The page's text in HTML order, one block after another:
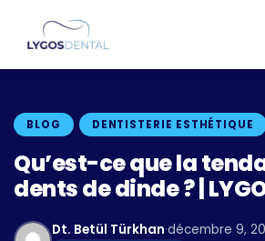
BLOG DENTISTERIE ESTHÉTIQUE
Qu’est-ce que la
dents de dinde ? |
Dt. Betül Türkhan·décembre 9,